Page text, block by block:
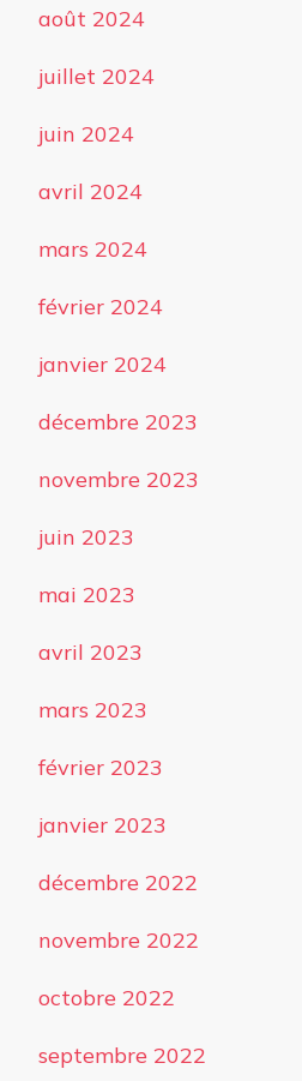
août 2024
juillet 2024
juin 2024
avril 2024
mars 2024
février 2024
janvier 2024
décembre 2023
novembre 2023
juin 2023
mai 2023
avril 2023
mars 2023
février 2023
janvier 2023
décembre 2022
novembre 2022
octobre 2022
septembre 2022